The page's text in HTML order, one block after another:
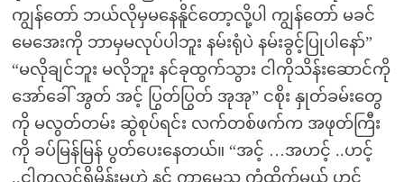
ကျွန်တော် ဘယ်လိုမှမနေနိူင်တော့လို့ပါ ကျွန်တော် မခင်
မေအေးကို ဘာမှမလုပ်ပါဘူး နမ်းရုံပဲ နမ်းခွင့်ပြုပါနော်”
“မလိုချင်ဘူး မလိုဘူး နင်ခုထွက်သွား ငါကိုသိန်းဆောင်ကို
အော်ခေါ် အွတ် အင့် ပြွတ်ပြွတ် အုအု” ငစိုး နှုတ်ခမ်းတွေ
ကို မလွတ်တမ်း ဆွဲစုပ်ရင်း လက်တစ်ဖက်က အဖုတ်ကြီး
ကို ခပ်မြန်မြန် ပွတ်ပေးနေတယ်။ “အင့် …အဟင့် ..ဟင့်
..ငါကလင်ရှိမိန်းမဟဲ့ နင် ကာမေသု ကံထိုက်မယ် ဟင့်